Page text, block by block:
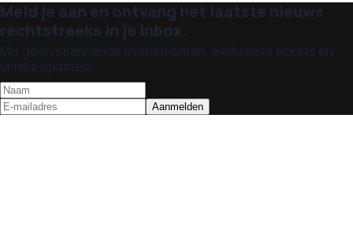
Meld je aan en ontvang het laatste nieuws
rechtstreeks in je inbox.
Mis geen spannende evenementen, exclusieve tickets en
unieke updates!